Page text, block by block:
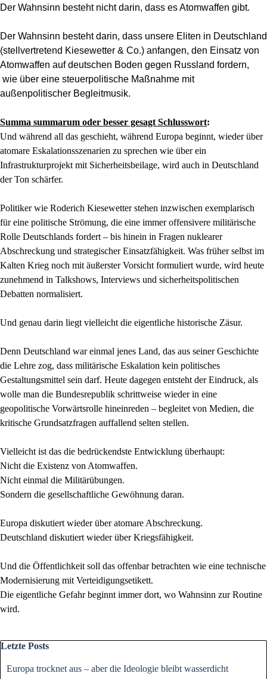
Der Wahnsinn besteht nicht darin, dass es Atomwaffen gibt.
Der Wahnsinn besteht darin, dass unsere Eliten in Deutschland
(stellvertretend Kiesewetter & Co.) anfangen, den Einsatz von
Atomwaffen auf deutschen Boden gegen Russland fordern,
wie über eine steuerpolitische Maßnahme mit
außenpolitischer Begleitmusik.
Summa summarum oder besser gesagt Schlusswort:
Und während all das geschieht, während Europa beginnt, wieder über
atomare Eskalationsszenarien zu sprechen wie über ein
Infrastrukturprojekt mit Sicherheitsbeilage, wird auch in Deutschland
der Ton schärfer.
Politiker wie Roderich Kiesewetter stehen inzwischen exemplarisch
für eine politische Strömung, die eine immer offensivere militärische
Rolle Deutschlands fordert – bis hinein in Fragen nuklearer
Abschreckung und strategischer Einsatzfähigkeit. Was früher selbst im
Kalten Krieg noch mit äußerster Vorsicht formuliert wurde, wird heute
zunehmend in Talkshows, Interviews und sicherheitspolitischen
Debatten normalisiert.
Und genau darin liegt vielleicht die eigentliche historische Zäsur.
Denn Deutschland war einmal jenes Land, das aus seiner Geschichte
die Lehre zog, dass militärische Eskalation kein politisches
Gestaltungsmittel sein darf. Heute dagegen entsteht der Eindruck, als
wolle man die Bundesrepublik schrittweise wieder in eine
geopolitische Vorwärtsrolle hineinreden – begleitet von Medien, die
kritische Grundsatzfragen auffallend selten stellen.
Vielleicht ist das die bedrückendste Entwicklung überhaupt:
Nicht die Existenz von Atomwaffen.
Nicht einmal die Militärübungen.
Sondern die gesellschaftliche Gewöhnung daran.
Europa diskutiert wieder über atomare Abschreckung.
Deutschland diskutiert wieder über Kriegsfähigkeit.
Und die Öffentlichkeit soll das offenbar betrachten wie eine technische
Modernisierung mit Verteidigungsetikett.
Die eigentliche Gefahr beginnt immer dort, wo Wahnsinn zur Routine
wird.
Block überspringen Letzte Posts
Letzte Posts
Europa trocknet aus – aber die Ideologie bleibt wasserdicht